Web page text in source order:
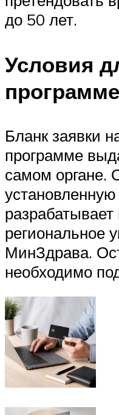
до 50 лет.
Условия
программе
Бланк заявки
программе
самом органе.
региональное
МинЗдрава.
необходимо